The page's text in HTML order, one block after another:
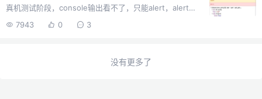
真机测试阶段，console输出看不了，只能alert，alert又
不是能查看对象这种复杂的东西，请求信息也没法看，总
前端开发者调试面板，可以查看console、网络请求、页面
7943 0 3
没有更多了